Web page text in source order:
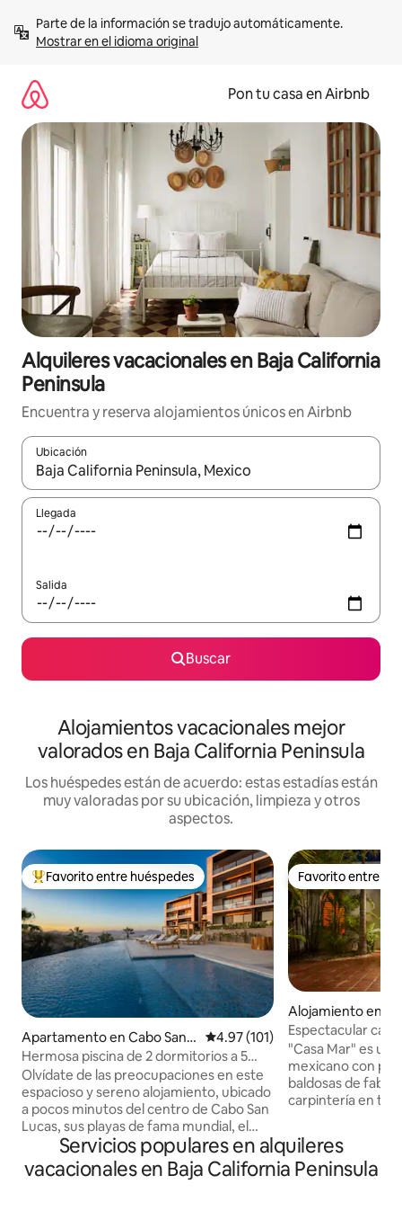
contenidoMostrar en el idioma original
Pon tu casa en Airbnb
Alquileres vacacionales en Baja California
Peninsula
Encuentra y reserva alojamientos únicos en Airbnb
Ubicación
Cuando los resultados estén disponibles, navega con las
Llegada
Salida
Buscar
Alojamientos vacacionales mejor
valorados en Baja California Peninsula
Los huéspedes están de acuerdo: estas estadías están
muy valoradas por su ubicación, limpieza y otros
aspectos.
Favorito entre huéspedes preferido
Favorito entre huéspedes
Apartamento en Cabo San L
ucas
Calificación promedio: 4.97 de
4.97 (101)
Hermosa piscina de 2 dormitorios a 5
minutos del centro de Cabo
Olvídate de las preocupaciones en este
espacioso y sereno alojamiento, ubicado
a pocos minutos del centro de Cabo San
Lucas, sus playas de fama mundial, el
puerto deportivo, el centro comercial,
las tiendas y mucho más, ubicado de
forma segura en la playa Sunset.
Favorito entre
Favorito entre
Alojamiento en
uevo Guaymas
Espectacular
puestas de sol
"Casa Mar" es
mexicano con
baldosas de
carpintería en
mar al entrar en
aliento. Los tres dormitorios tienen
camas tamaño
Servicios populares en alquileres
vacacionales en Baja California Peninsula